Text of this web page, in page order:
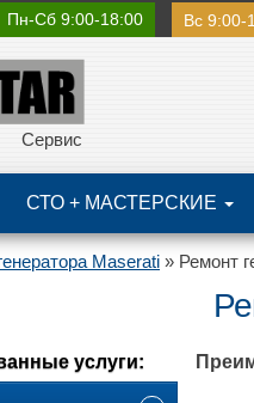
Пн-Сб 9:00-18:00 Вс 9:00-
Сервис
СТО + МАСТЕРСКИЕ
Maserati » Ремонт
услуги: